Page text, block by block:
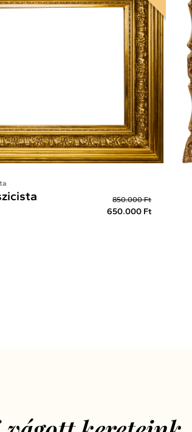
850.000 Ft
650.000 Ft